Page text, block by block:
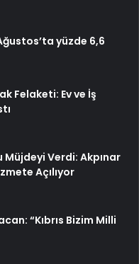
yüzde 6,6
Felaketi: Ev ve İş
Müjdeyi Verdi: Akpınar
Açılıyor
“Kıbrıs Bizim Milli